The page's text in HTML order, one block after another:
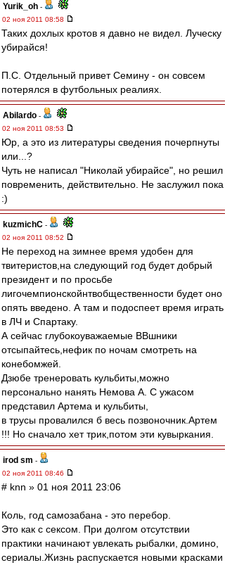
Yurik_oh -
02 ноя 2011 08:58
Таких дохлых кротов я давно не видел. Луческу
убирайся!
П.С. Отдельный привет Семину - он совсем
потерялся в футбольных реалиях.
Abilardo -
02 ноя 2011 08:53
Юр, а это из литературы сведения почерпнуты
или...?
Чуть не написал "Николай убирайсе", но решил
повременить, действительно. Не заслужил пока
:)
kuzmichC -
02 ноя 2011 08:52
Не переход на зимнее время удобен для
твитеристов,на следующий год будет добрый
президент и по просьбе
лигочемпионскойнтвобщественности будет оно
опять введено. А там и подоспеет время играть
в ЛЧ и Спартаку.
А сейчас глубокоуважаемые ВВшники
отсыпайтесь,нефик по ночам смотреть на
конебомжей.
Дзюбе тренеровать кульбиты,можно
персонально нанять Немова А. С ужасом
представил Артема и кульбиты,
в трусы провалился б весь позвоночник.Артем
!!! Но сначало хет трик,потом эти кувыркания.
irod sm -
02 ноя 2011 08:46
# knn » 01 ноя 2011 23:06
Коль, год самозабана - это перебор.
Это как с сексом. При долгом отсутствии
практики начинают увлекать рыбалки, домино,
сериалы.Жизнь распускается новыми красками